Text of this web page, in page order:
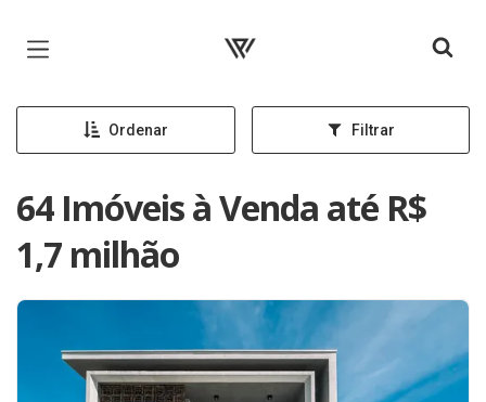
Página inicial
Ordenar Filtrar
64 Imóveis à Venda até R$
1,7 milhão